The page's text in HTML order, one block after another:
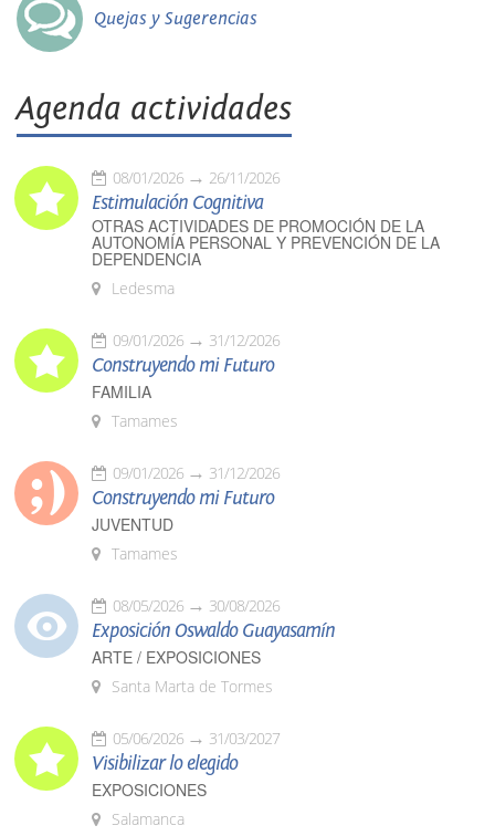
Quejas y Sugerencias
Agenda actividades
08/01/2026 26/11/2026
Estimulación Cognitiva
OTRAS ACTIVIDADES DE PROMOCIÓN DE LA
AUTONOMÍA PERSONAL Y PREVENCIÓN DE LA
DEPENDENCIA
Ledesma
09/01/2026 31/12/2026
Construyendo mi Futuro
FAMILIA
Tamames
09/01/2026 31/12/2026
Construyendo mi Futuro
JUVENTUD
Tamames
08/05/2026 30/08/2026
Exposición Oswaldo Guayasamín
ARTE / EXPOSICIONES
Santa Marta de Tormes
05/06/2026 31/03/2027
Visibilizar lo elegido
EXPOSICIONES
Salamanca